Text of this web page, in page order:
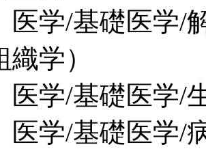
礎医学/解剖
学）
礎医学/生
礎医学/病理